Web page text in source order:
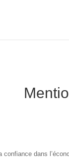
confiance dans